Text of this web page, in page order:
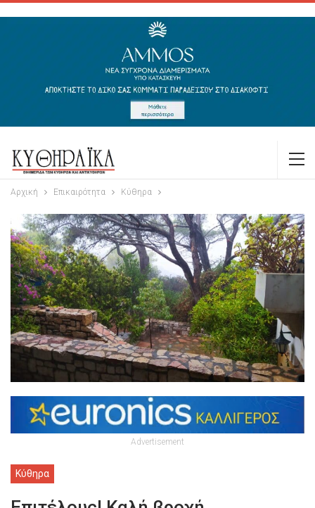
Αρχική Επικαιρότητα Κύθηρα
Advertisement
Κύθηρα